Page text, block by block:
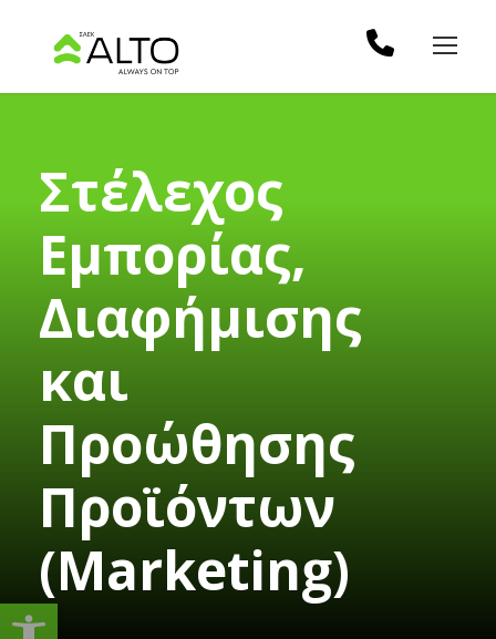
Στέλεχος
Εμπορίας,
Διαφήμισης
και
Προώθησης
Προϊόντων
(Marketing)
Ανοίξτε τη γραμμή